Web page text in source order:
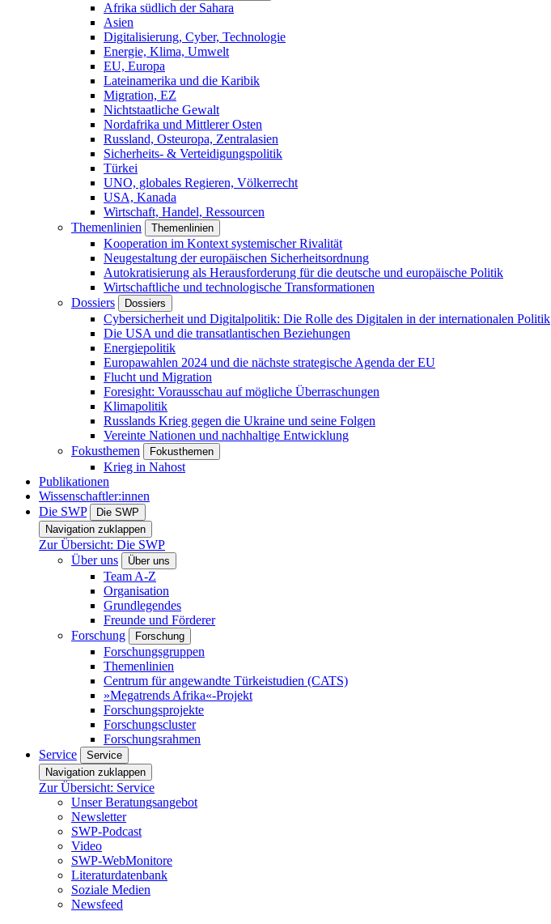
Afrika südlich der Sahara
Asien
Digitalisierung, Cyber, Technologie
Energie, Klima, Umwelt
EU, Europa
Lateinamerika und die Karibik
Migration, EZ
Nichtstaatliche Gewalt
Nordafrika und Mittlerer Osten
Russland, Osteuropa, Zentralasien
Sicherheits- & Verteidigungspolitik
Türkei
UNO, globales Regieren, Völkerrecht
USA, Kanada
Wirtschaft, Handel, Ressourcen
Themenlinien
Themenlinien
Kooperation im Kontext systemischer Rivalität
Neugestaltung der europäischen Sicherheitsordnung
Autokratisierung als Herausforderung für die deutsche und europäische Politik
Wirtschaftliche und technologische Transformationen
Dossiers
Dossiers
Cybersicherheit und Digitalpolitik: Die Rolle des Digitalen in der internationalen Politik
Die USA und die transatlantischen Beziehungen
Energiepolitik
Europawahlen 2024 und die nächste strategische Agenda der EU
Flucht und Migration
Foresight: Vorausschau auf mögliche Überraschungen
Klimapolitik
Russlands Krieg gegen die Ukraine und seine Folgen
Vereinte Nationen und nachhaltige Entwicklung
Fokusthemen
Fokusthemen
Krieg in Nahost
Publikationen
Wissenschaftler:innen
Die SWP
Die SWP
Navigation zuklappen
Zur Übersicht: Die SWP
Über uns
Über uns
Team A-Z
Organisation
Grundlegendes
Freunde und Förderer
Forschung
Forschung
Forschungsgruppen
Themenlinien
Centrum für angewandte Türkeistudien (CATS)
»Megatrends Afrika«-Projekt
Forschungsprojekte
Forschungscluster
Forschungsrahmen
Service
Service
Navigation zuklappen
Zur Übersicht: Service
Unser Beratungsangebot
Newsletter
SWP-Podcast
Video
SWP-WebMonitore
Literaturdatenbank
Soziale Medien
Newsfeed